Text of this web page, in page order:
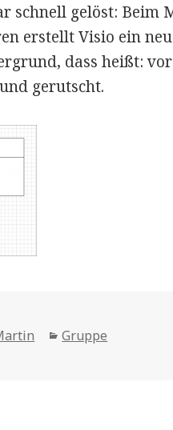
schnell gelöst: Beim
erstellt Visio ein
dass heißt:
gerutscht.
Categories
Gruppe